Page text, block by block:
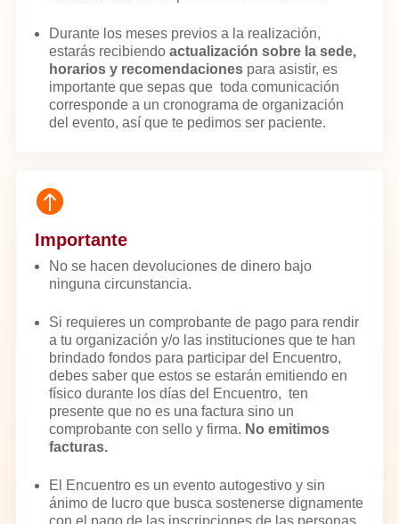
Durante los meses previos a la realización,
estarás recibiendo actualización sobre la sede,
horarios y recomendaciones para asistir, es
importante que sepas que toda comunicación
corresponde a un cronograma de organización
del evento, así que te pedimos ser paciente.

Importante
No se hacen devoluciones de dinero bajo
ninguna circunstancia.
Si requieres un comprobante de pago para rendir
a tu organización y/o las instituciones que te han
brindado fondos para participar del Encuentro,
debes saber que estos se estarán emitiendo en
físico durante los días del Encuentro, ten
presente que no es una factura sino un
comprobante con sello y firma. No emitimos
facturas.
El Encuentro es un evento autogestivo y sin
ánimo de lucro que busca sostenerse dignamente